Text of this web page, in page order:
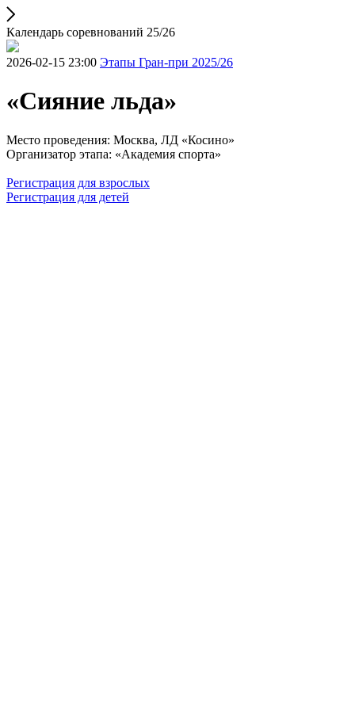
Календарь соревнований 25/26
2026-02-15 23:00 Этапы Гран-при 2025/26
«Сияние льда»
Место проведения: Москва, ЛД «Косино»
Организатор этапа: «Академия спорта»
Регистрация для взрослых
Регистрация для детей